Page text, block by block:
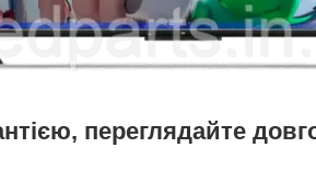
переглядайте